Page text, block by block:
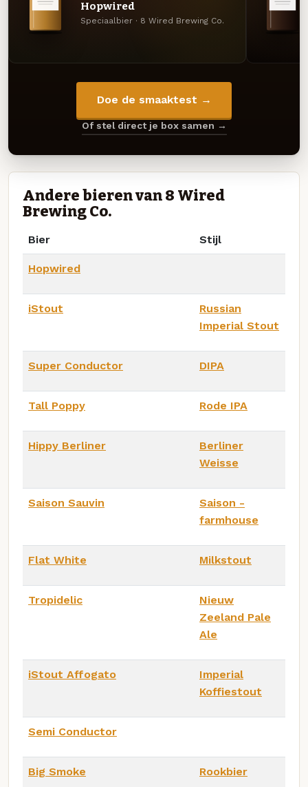
Hopwired
Speciaalbier · 8 Wired Brewing Co.
Doe de smaaktest →
Of stel direct je box samen →
Andere bieren van 8 Wired
Brewing Co.
Bier Stijl
Hopwired
iStout
Russian
Imperial Stout
Super Conductor DIPA
Tall Poppy Rode IPA
Hippy Berliner
Berliner
Weisse
Saison Sauvin
Saison -
farmhouse
Flat White Milkstout
Tropidelic
Nieuw
Zeeland Pale
Ale
iStout Affogato
Imperial
Koffiestout
Semi Conductor
Big Smoke Rookbier